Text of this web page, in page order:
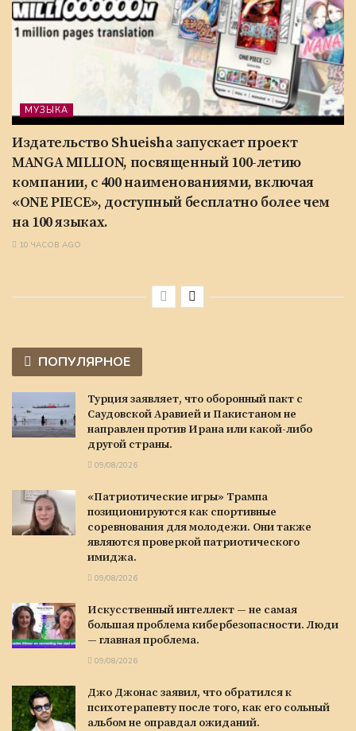
МУЗЫКА
Издательство Shueisha запускает проект
MANGA MILLION, посвященный 100-летию
компании, с 400 наименованиями, включая
«ONE PIECE», доступный бесплатно более чем
на 100 языках.
10 ЧАСОВ AGO
ПОПУЛЯРНОЕ
Турция заявляет, что оборонный пакт с
Саудовской Аравией и Пакистаном не
направлен против Ирана или какой-либо
другой страны.
09/08/2026
«Патриотические игры» Трампа
позиционируются как спортивные
соревнования для молодежи. Они также
являются проверкой патриотического
имиджа.
09/08/2026
Искусственный интеллект — не самая
большая проблема кибербезопасности. Люди
— главная проблема.
09/08/2026
Джо Джонас заявил, что обратился к
психотерапевту после того, как его сольный
альбом не оправдал ожиданий.